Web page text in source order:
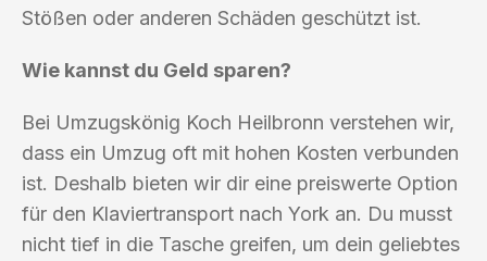
Stößen oder anderen Schäden geschützt ist.
Wie kannst du Geld sparen?
Bei Umzugskönig Koch Heilbronn verstehen wir,
dass ein Umzug oft mit hohen Kosten verbunden
ist. Deshalb bieten wir dir eine preiswerte Option
für den Klaviertransport nach York an. Du musst
nicht tief in die Tasche greifen, um dein geliebtes